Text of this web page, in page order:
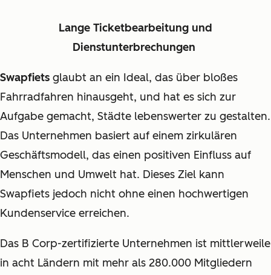
Lange Ticketbearbeitung und
Dienstunterbrechungen
Swapfiets glaubt an ein Ideal, das über bloßes
Fahrradfahren hinausgeht, und hat es sich zur
Aufgabe gemacht, Städte lebenswerter zu gestalten.
Das Unternehmen basiert auf einem zirkulären
Geschäftsmodell, das einen positiven Einfluss auf
Menschen und Umwelt hat. Dieses Ziel kann
Swapfiets jedoch nicht ohne einen hochwertigen
Kundenservice erreichen.
Das B Corp-zertifizierte Unternehmen ist mittlerweile
in acht Ländern mit mehr als 280.000 Mitgliedern